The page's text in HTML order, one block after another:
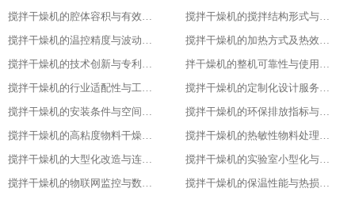
搅拌干燥机的腔体容积与有效装载率
搅拌干燥机的搅拌结构形式与适配物料
搅拌干燥机的温控精度与波动范围
搅拌干燥机的加热方式及热效率指标
搅拌干燥机的技术创新与专利技术应用
拌干燥机的整机可靠性与使用寿命
搅拌干燥机的行业适配性与工艺调整方案
搅拌干燥机的定制化设计服务范围
搅拌干燥机的安装条件与空间布局要求
搅拌干燥机的环保排放指标与净化措施
搅拌干燥机的高粘度物料干燥适配设计
搅拌干燥机的热敏性物料处理工艺优化
搅拌干燥机的大型化改造与连续生产能力
搅拌干燥机的实验室小型化与参数复刻性
搅拌干燥机的物联网监控与数据追溯能力
搅拌干燥机的保温性能与热损失率